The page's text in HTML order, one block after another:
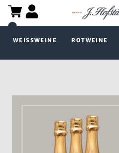
WEISSWEINE ROTWEINE